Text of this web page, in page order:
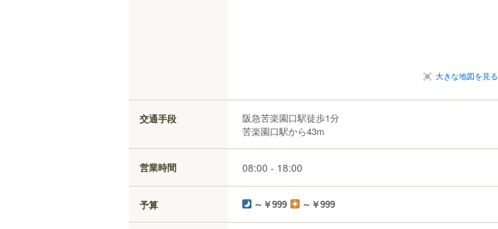
大きな地図を見る
交通手段
阪急苦楽園口駅徒歩1分
苦楽園口駅から43m
営業時間 08:00 - 18:00
予算 ～￥999 ～￥999